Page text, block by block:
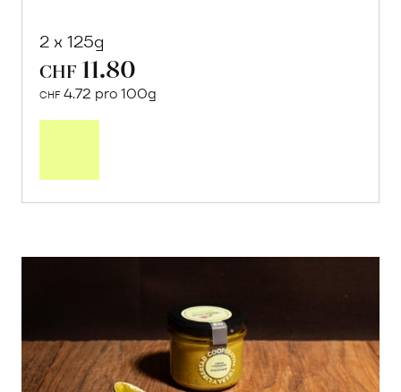
2 x 125g
CHF 11.80
CHF 4.72 pro 100g